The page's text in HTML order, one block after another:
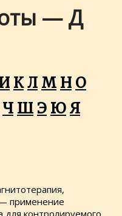
— Д
КЛ М Н О
Ч Ш Э ЮЯ
применение